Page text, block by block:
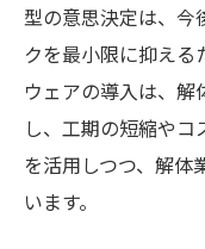
型の意思決定は、今
クを最小限に抑える
ウェアの導入は、解
し、工期の短縮やコ
を活用しつつ、解体
います。